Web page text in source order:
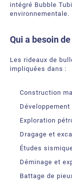
intégré Bubble
environnementale.
Qui a besoin
Les rideaux de
impliquées dans :
Construction
Exploration
Dragage et
Études
Déminage et
Battage de